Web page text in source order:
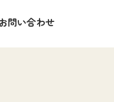
お問い合わせ